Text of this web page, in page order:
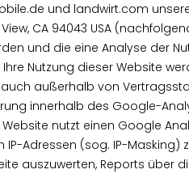
und landwirt.com
CA 94043 USA
und die eine Analyse der
Nutzung dieser Website
außerhalb von
innerhalb des Google-
nutzt einen Google
IP-Adressen (sog. IP-
auszuwerten, Reports